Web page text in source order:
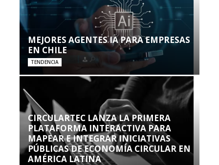
MEJORES AGENTES IA PARA EMPRESAS
EN CHILE
TENDENCIA
CIRCULARTEC LANZA LA PRIMERA
PLATAFORMA INTERACTIVA PARA
MAPEAR E INTEGRAR INICIATIVAS
PÚBLICAS DE ECONOMÍA CIRCULAR EN
AMÉRICA LATINA